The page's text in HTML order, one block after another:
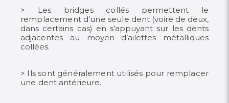
> Les bridges collés permettent le
remplacement d’une seule dent (voire de deux,
dans certains cas) en s’appuyant sur les dents
adjacentes au moyen d’ailettes métalliques
collées.
> Ils sont généralement utilisés pour remplacer
une dent antérieure.